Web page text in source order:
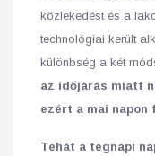
közlekedést és a
technológiai került
különbség a két
az időjárás miatt
ezért a mai napon
Tehát a tegnapi